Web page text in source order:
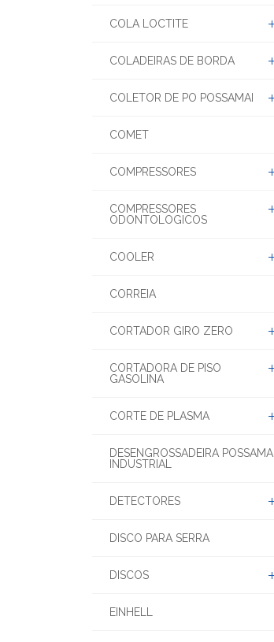
COLA LOCTITE
COLADEIRAS DE BORDA
COLETOR DE PO POSSAMAI
COMET
COMPRESSORES
COMPRESSORES
ODONTOLOGICOS
COOLER
CORREIA
CORTADOR GIRO ZERO
CORTADORA DE PISO
GASOLINA
CORTE DE PLASMA
DESENGROSSADEIRA POSSAMAI
INDUSTRIAL
DETECTORES
DISCO PARA SERRA
DISCOS
EINHELL